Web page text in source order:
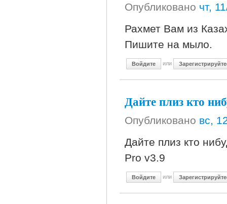
Опубликовано чт,
Рахмет Вам из
Пишите на мыло.
Войдите или
Дайте плиз кто
Опубликовано вс,
Дайте плиз кто
Pro v3.9
Войдите или